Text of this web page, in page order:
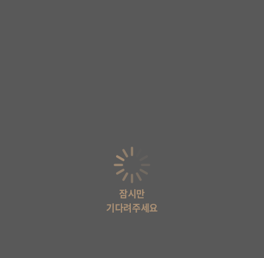
잠시만
기다려주세요